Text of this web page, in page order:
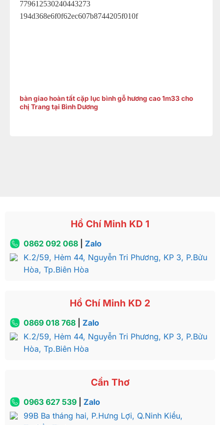
bàn giao hoàn tất cặp lục bình gỗ hương cao 1m33 cho
chị Trang tại Bình Dương
Hồ Chí Minh KD 1
0862 092 068| Zalo
K.2/59, Hẻm 44, Nguyễn Tri Phương, KP 3, P.Bửu
Hòa, Tp.Biên Hòa
Hồ Chí Minh KD 2
0869 018 768| Zalo
K.2/59, Hẻm 44, Nguyễn Tri Phương, KP 3, P.Bửu
Hòa, Tp.Biên Hòa
Cần Thơ
0963 627 539| Zalo
99B Ba tháng hai, P.Hưng Lợi, Q.Ninh Kiều,